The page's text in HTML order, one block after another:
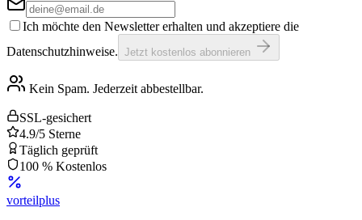
Ich möchte den Newsletter erhalten und akzeptiere die
Datenschutzhinweise. Jetzt kostenlos abonnieren
Kein Spam. Jederzeit abbestellbar.
SSL-gesichert
4.9/5 Sterne
Täglich geprüft
100 % Kostenlos
vorteilplus